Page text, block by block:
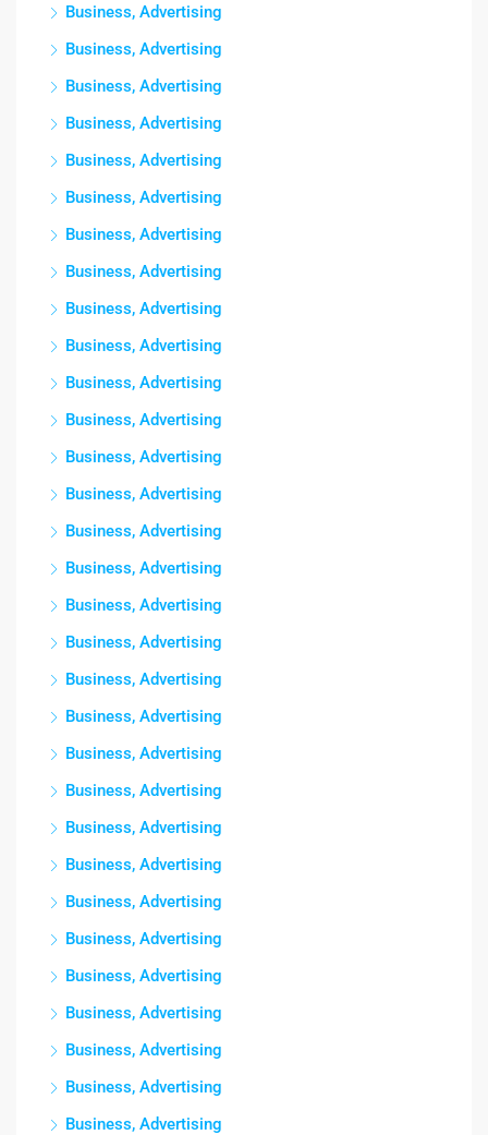
Business, Advertising
Business, Advertising
Business, Advertising
Business, Advertising
Business, Advertising
Business, Advertising
Business, Advertising
Business, Advertising
Business, Advertising
Business, Advertising
Business, Advertising
Business, Advertising
Business, Advertising
Business, Advertising
Business, Advertising
Business, Advertising
Business, Advertising
Business, Advertising
Business, Advertising
Business, Advertising
Business, Advertising
Business, Advertising
Business, Advertising
Business, Advertising
Business, Advertising
Business, Advertising
Business, Advertising
Business, Advertising
Business, Advertising
Business, Advertising
Business, Advertising